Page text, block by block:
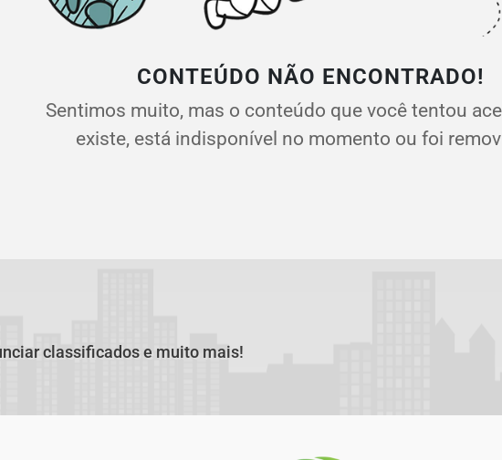
CONTEÚDO NÃO ENCONTRADO!
Sentimos muito, mas o conteúdo que você tentou
existe, está indisponível no momento ou foi
classificados e muito mais!